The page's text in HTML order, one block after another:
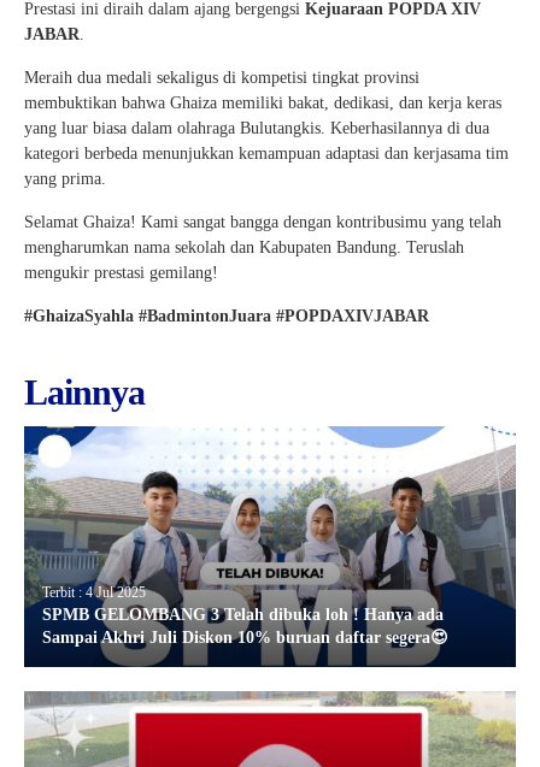
Prestasi ini diraih dalam ajang bergengsi Kejuaraan POPDA XIV
JABAR.
Meraih dua medali sekaligus di kompetisi tingkat provinsi
membuktikan bahwa Ghaiza memiliki bakat, dedikasi, dan kerja keras
yang luar biasa dalam olahraga Bulutangkis. Keberhasilannya di dua
kategori berbeda menunjukkan kemampuan adaptasi dan kerjasama tim
yang prima.
Selamat Ghaiza! Kami sangat bangga dengan kontribusimu yang telah
mengharumkan nama sekolah dan Kabupaten Bandung. Teruslah
mengukir prestasi gemilang!
#GhaizaSyahla #BadmintonJuara #POPDAXIVJABAR
Lainnya
Terbit : 4 Jul 2025
SPMB GELOMBANG 3 Telah dibuka loh ! Hanya ada
Sampai Akhri Juli Diskon 10% buruan daftar segera😍